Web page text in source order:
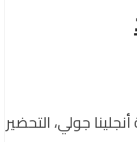
جولي، التحضير